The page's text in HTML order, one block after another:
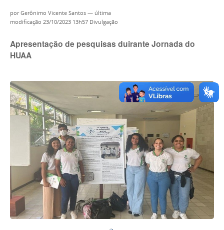
porGerônimo Vicente Santos — última
modificação 23/10/2023 13h57 Divulgação
Apresentação de pesquisas duirante Jornada do
HUAA